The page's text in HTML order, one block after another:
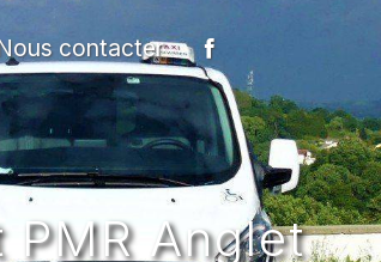
contacter
Anglet